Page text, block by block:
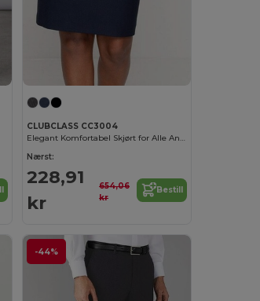
CLUBCLASS CC3004
Elegant Komfortabel Skjørt for Alle Anledninger
Nærst:
228,91
kr
654,06
kr
Bestill
-44%